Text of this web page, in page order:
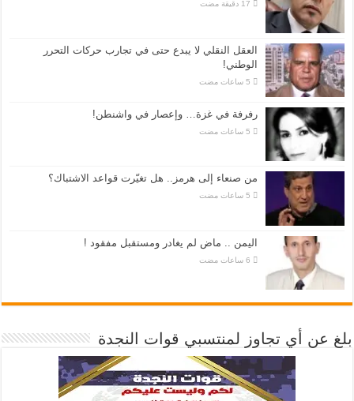
العقل النقلي لا يبدع حتى في تجارب حركات التحرر
الوطني!
رفرفة في غزة… وإعصار في واشنطن!
من صنعاء إلى هرمز.. هل تغيّرت قواعد الاشتباك؟
اليمن .. ماض لم يغادر ومستقبل مفقود !
بلغ عن أي تجاوز لمنتسبي قوات النجدة